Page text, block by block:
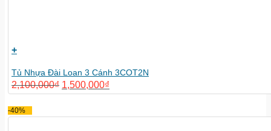
+
Tủ Nhựa Đài Loan 3 Cánh 3COT2N
2,100,000₫ 1,500,000₫
-40%